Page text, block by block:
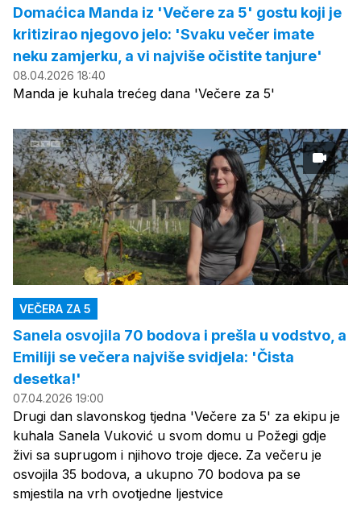
Domaćica Manda iz 'Večere za 5' gostu koji je
kritizirao njegovo jelo: 'Svaku večer imate
neku zamjerku, a vi najviše očistite tanjure'
08.04.2026 18:40
Manda je kuhala trećeg dana 'Večere za 5'
VEČERA ZA 5
Sanela osvojila 70 bodova i prešla u vodstvo, a
Emiliji se večera najviše svidjela: 'Čista
desetka!'
07.04.2026 19:00
Drugi dan slavonskog tjedna 'Večere za 5' za ekipu je
kuhala Sanela Vuković u svom domu u Požegi gdje
živi sa suprugom i njihovo troje djece. Za večeru je
osvojila 35 bodova, a ukupno 70 bodova pa se
smjestila na vrh ovotjedne ljestvice